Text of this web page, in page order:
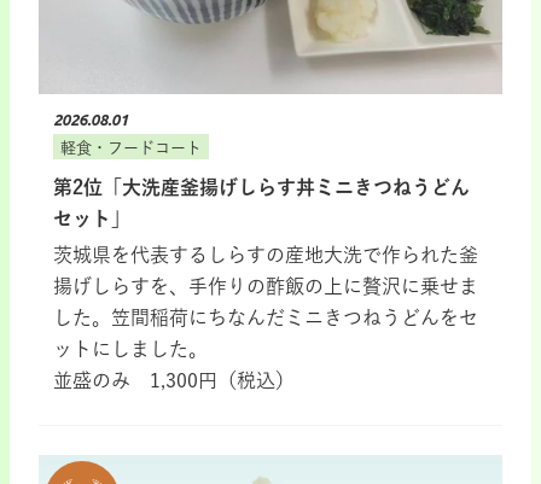
2026.08.01
軽食・フードコート
第2位「大洗産釜揚げしらす丼ミニきつねうどん
セット」
茨城県を代表するしらすの産地大洗で作られた釜
揚げしらすを、手作りの酢飯の上に贅沢に乗せま
した。笠間稲荷にちなんだミニきつねうどんをセ
ットにしました。
並盛のみ 1,300円（税込）